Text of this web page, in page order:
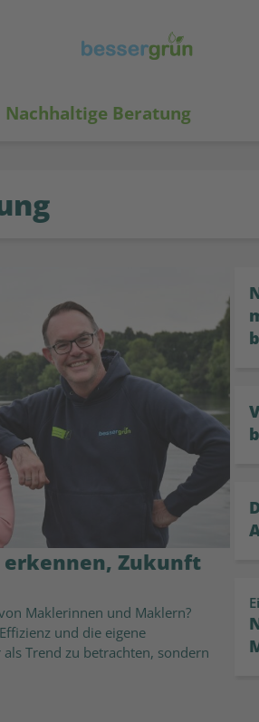
Nachhaltige Beratung
erkennen, Zukunft
Maklerinnen und Maklern?
und die eigene
Trend zu betrachten, sondern